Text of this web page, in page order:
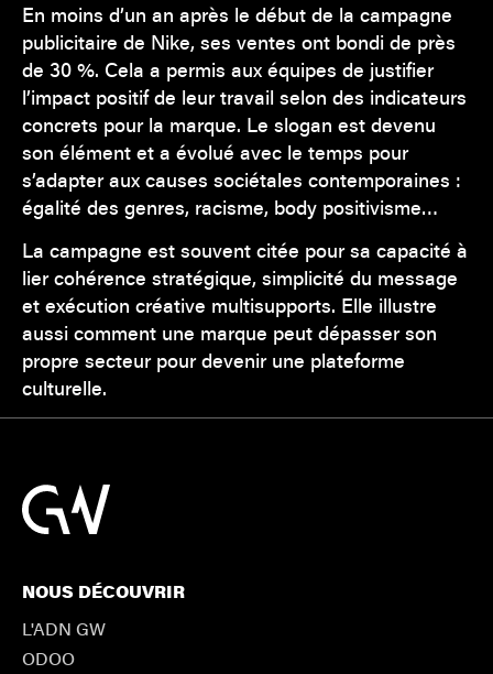
En moins d’un an après le début de la campagne
publicitaire de Nike, ses ventes ont bondi de près
de 30 %. Cela a permis aux équipes de justifier
l’impact positif de leur travail selon des indicateurs
concrets pour la marque. Le slogan est devenu
son élément et a évolué avec le temps pour
s’adapter aux causes sociétales contemporaines :
égalité des genres, racisme, body positivisme…
La campagne est souvent citée pour sa capacité à
lier cohérence stratégique, simplicité du message
et exécution créative multisupports. Elle illustre
aussi comment une marque peut dépasser son
propre secteur pour devenir une plateforme
culturelle.
NOUS DÉCOUVRIR
L'ADN GW
ODOO